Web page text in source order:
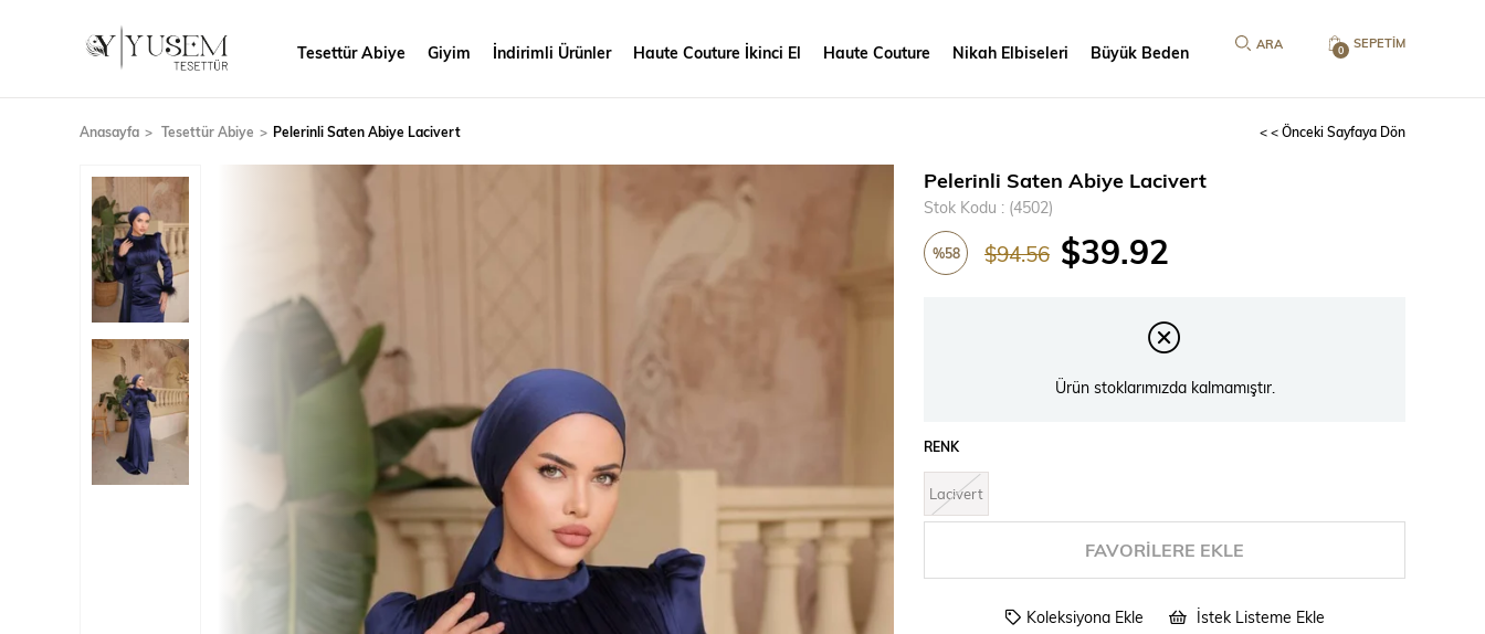
SEPETIM
0
Tesettür Abiye Giyim İndirimli Ürünler Haute Couture İkinci El Haute Couture Nikah Elbiseleri Büyük Beden
Anasayfa Tesettür Abiye Pelerinli Saten Abiye Lacivert < < Önceki Sayfaya Dön
Pelerinli Saten Abiye Lacivert
Stok Kodu (4502)
%58 $94.56 $39.92
Ürün stoklarımızda kalmamıştır.
RENK
Lacivert
FAVORILERE EKLE
Koleksiyona Ekle İstek Listeme Ekle